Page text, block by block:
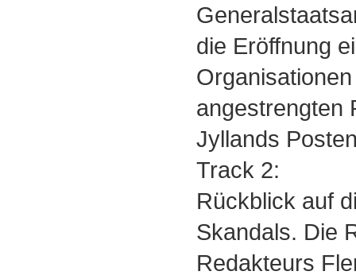
die Eröffnung
angestrengten
Jyllands
Track 2:
Rückblick auf
Skandals. Die
Redakteurs